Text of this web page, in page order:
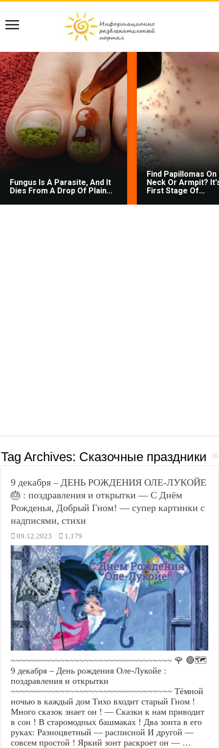
Fungus Is A Parasite, And It
Dies From A Drop Of Plain...
Find Papillomas On
Neck Or Armpit?
First Stage Of...
Tag Archives: Сказочные праздники
9 декабря – ДЕНЬ РОЖДЕНИЯ ОЛЕ-ЛУКОЙЕ
🎂 : поздравления и открытки — С Днём
Рожденья, Добрый Гном! — супер картинки с
надписями, стихи
09.12.2023 1,179
~~~~~~~~~~~~~~~~~~~~~~~~~~~~~~~~~ 🌹 🔴🗺️
9 декабря – День рождения Оле-Лукойе :
поздравления и открытки
~~~~~~~~~~~~~~~~~~~~~~~~~~~~~~~~~ Тёмной
ночью в каждый дом Тихо входит старый Гном !
Много сказок знает он ! — Сказки к нам приводит
в сон ! В старомодных башмаках ! Два зонта в его
руках: Разноцветный — расписной И другой —
совсем простой ! Яркий зонт раскроет он — …